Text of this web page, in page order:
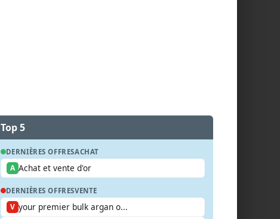
Top 5
DERNIÈRES OFFRESACHAT
A Achat et vente d'or
DERNIÈRES OFFRESVENTE
V your premier bulk argan o...